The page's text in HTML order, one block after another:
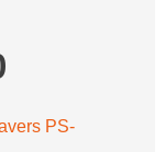
PS-